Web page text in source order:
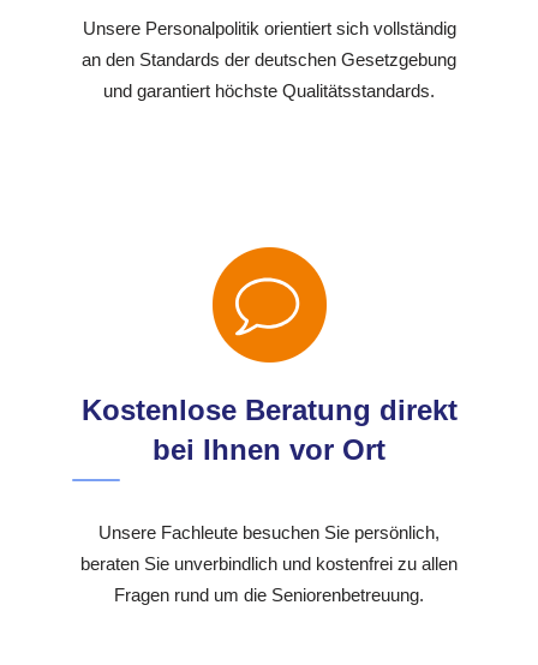
Unsere Personalpolitik orientiert sich vollständig
an den Standards der deutschen Gesetzgebung
und garantiert höchste Qualitätsstandards.
Kostenlose Beratung direkt
bei Ihnen vor Ort
Unsere Fachleute besuchen Sie persönlich,
beraten Sie unverbindlich und kostenfrei zu allen
Fragen rund um die Seniorenbetreuung.